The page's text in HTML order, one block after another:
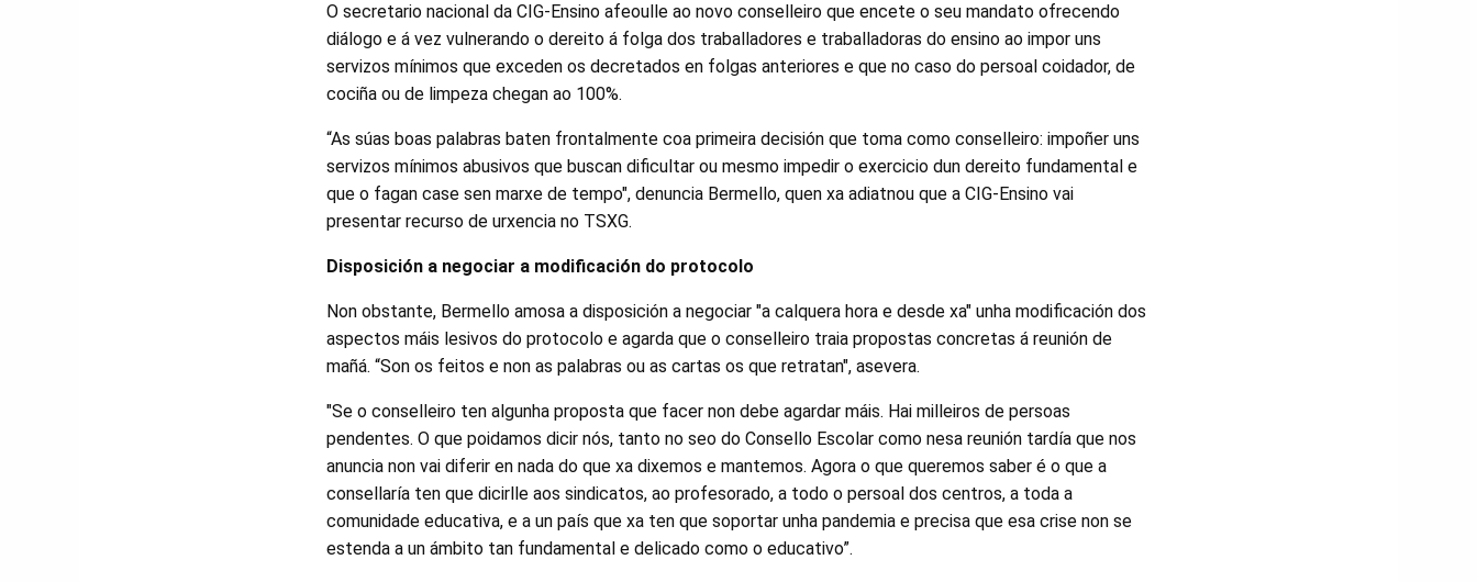
O secretario nacional da CIG-Ensino afeoulle ao novo conselleiro que encete o seu mandato ofrecendo
diálogo e á vez vulnerando o dereito á folga dos traballadores e traballadoras do ensino ao impor uns
servizos mínimos que exceden os decretados en folgas anteriores e que no caso do persoal coidador, de
cociña ou de limpeza chegan ao 100%.
“As súas boas palabras baten frontalmente coa primeira decisión que toma como conselleiro: impoñer uns
servizos mínimos abusivos que buscan dificultar ou mesmo impedir o exercicio dun dereito fundamental e
que o fagan case sen marxe de tempo", denuncia Bermello, quen xa adiatnou que a CIG-Ensino vai
presentar recurso de urxencia no TSXG.
Disposición a negociar a modificación do protocolo
Non obstante, Bermello amosa a disposición a negociar "a calquera hora e desde xa" unha modificación dos
aspectos máis lesivos do protocolo e agarda que o conselleiro traia propostas concretas á reunión de
mañá. “Son os feitos e non as palabras ou as cartas os que retratan", asevera.
"Se o conselleiro ten algunha proposta que facer non debe agardar máis. Hai milleiros de persoas
pendentes. O que poidamos dicir nós, tanto no seo do Consello Escolar como nesa reunión tardía que nos
anuncia non vai diferir en nada do que xa dixemos e mantemos. Agora o que queremos saber é o que a
consellaría ten que dicirlle aos sindicatos, ao profesorado, a todo o persoal dos centros, a toda a
comunidade educativa, e a un país que xa ten que soportar unha pandemia e precisa que esa crise non se
estenda a un ámbito tan fundamental e delicado como o educativo”.